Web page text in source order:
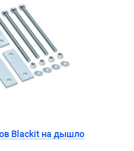
Blackit на дышло